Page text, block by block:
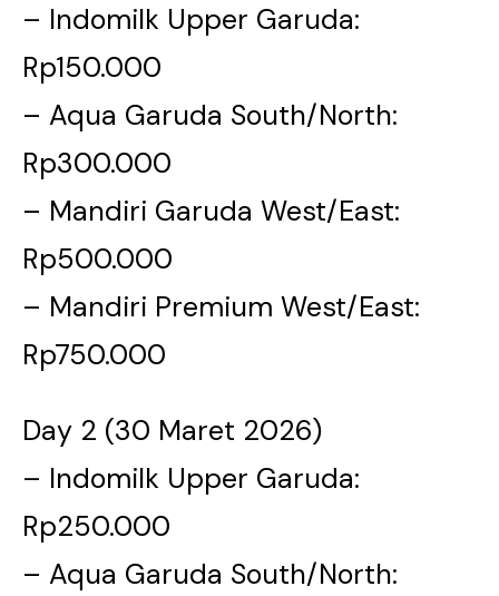
– Indomilk Upper Garuda:
Rp150.000
– Aqua Garuda South/North:
Rp300.000
– Mandiri Garuda West/East:
Rp500.000
– Mandiri Premium West/East:
Rp750.000
Day 2 (30 Maret 2026)
– Indomilk Upper Garuda:
Rp250.000
– Aqua Garuda South/North: